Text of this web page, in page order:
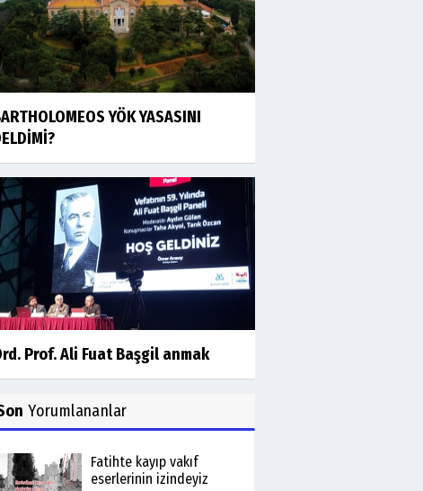
YÖK YASASINI
Prof. Ali Fuat Başgil anmak
Yorumlananlar
Fatihte kayıp vakıf
eserlerinin izindeyiz